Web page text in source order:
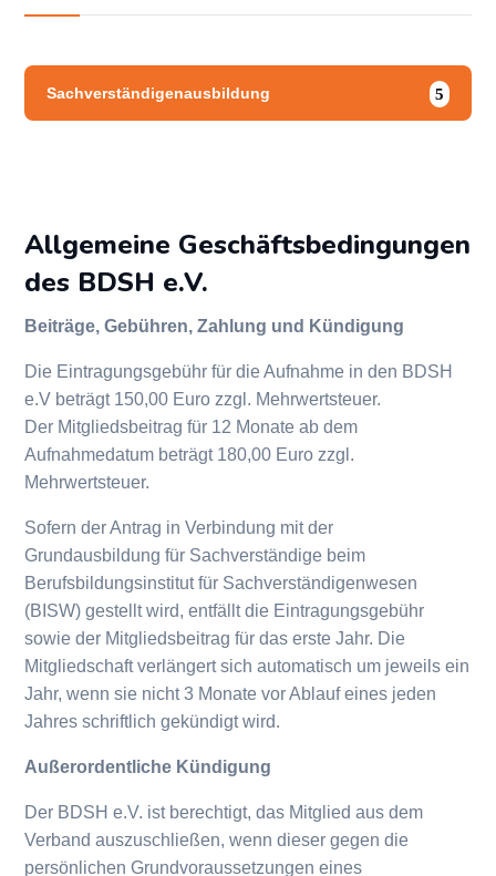
Sachverständigenausbildung
Allgemeine Geschäftsbedingungen
des BDSH e.V.
Beiträge, Gebühren, Zahlung und Kündigung
Die Eintragungsgebühr für die Aufnahme in den BDSH
e.V beträgt 150,00 Euro zzgl. Mehrwertsteuer.
Der Mitgliedsbeitrag für 12 Monate ab dem
Aufnahmedatum beträgt 180,00 Euro zzgl.
Mehrwertsteuer.
Sofern der Antrag in Verbindung mit der
Grundausbildung für Sachverständige beim
Berufsbildungsinstitut für Sachverständigenwesen
(BISW) gestellt wird, entfällt die Eintragungsgebühr
sowie der Mitgliedsbeitrag für das erste Jahr. Die
Mitgliedschaft verlängert sich automatisch um jeweils ein
Jahr, wenn sie nicht 3 Monate vor Ablauf eines jeden
Jahres schriftlich gekündigt wird.
Außerordentliche Kündigung
Der BDSH e.V. ist berechtigt, das Mitglied aus dem
Verband auszuschließen, wenn dieser gegen die
persönlichen Grundvoraussetzungen eines